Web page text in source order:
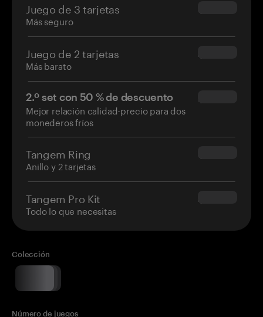
Juego de 3 tarjetas
Más seguro
$69.90
Juego de 2 tarjetas
Más barato
$54.90
2.º set con 50 % de descuento
Mejor relación calidad-precio para dos
monederos fríos
$34.95
Tangem Ring
Anillo y 2 tarjetas
$160.00
Tangem Pro Kit
Todo lo que necesitas
$180.00
Colección
Número de juegos